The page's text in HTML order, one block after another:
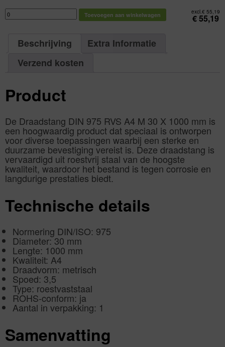
excl.€ 55,19
€55,19
Draadstang
DIN
975
Toevoegen aan winkelwagen
Beschrijving
Extra Informatie
Verzend kosten
Product
De Draadstang DIN 975 RVS A4 M 30 X 1000 mm is
een hoogwaardig product dat speciaal is ontworpen
voor diverse toepassingen waarbij een sterke en
duurzame bevestiging vereist is. Deze draadstang is
vervaardigd uit roestvrij staal van de hoogste
kwaliteit, waardoor het bestand is tegen corrosie en
langdurige prestaties biedt.
Technische details
Normering DIN/ISO: 975
Diameter: 30 mm
Lengte: 1000 mm
Kwaliteit: A4
Draadvorm: metrisch
Spoed: 3,5
Type: roestvaststaal
ROHS-conform: ja
Aantal in verpakking: 1
Samenvatting